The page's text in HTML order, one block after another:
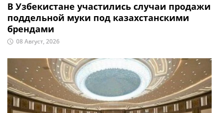
В Узбекистане участились случаи продажи
поддельной муки под казахстанскими
брендами
08 Август, 2026